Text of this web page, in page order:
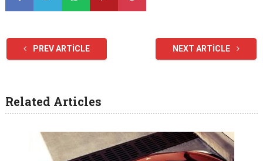
PREV ARTICLE NEXT ARTICLE
Related Articles